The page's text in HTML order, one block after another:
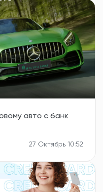
авто с банк
27 Октябрь 10:52